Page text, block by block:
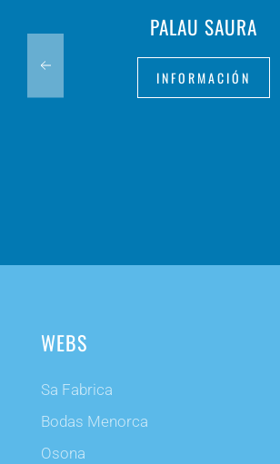
PALAU SAURA
INFORMACIÓN
WEBS
Sa Fabrica
Bodas Menorca
Osona